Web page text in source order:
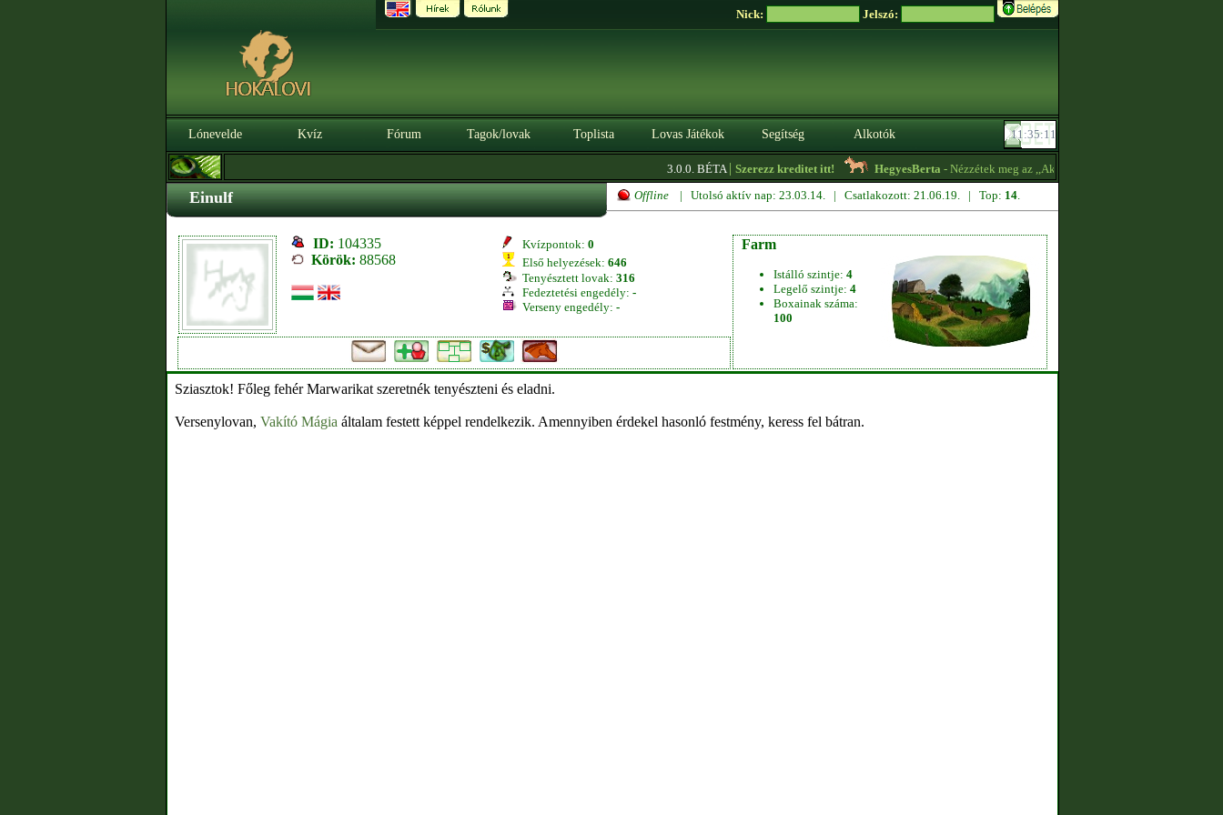
Nick: Jelszó:
Lónevelde Kvíz Fórum Tagok/lovak Toplista Lovas Játékok Segítség Alkotók
3.0.0. BÉTA|Szerezz kreditet itt! HegyesBerta- Nézzétek meg az ,,Aktuális hirdetéseket" a profilomon!
Einulf Offline | Utolsó aktív nap: 23.03.14. | Csatlakozott: 21.06.19. | Top: 14.
ID: 104335
Körök: 88568
Kvízpontok: 0
Első helyezések: 646
Tenyésztett lovak: 316
Fedeztetési engedély: -
Verseny engedély: -
Farm
Istálló szintje: 4
Legelő szintje: 4
Boxainak száma:
100